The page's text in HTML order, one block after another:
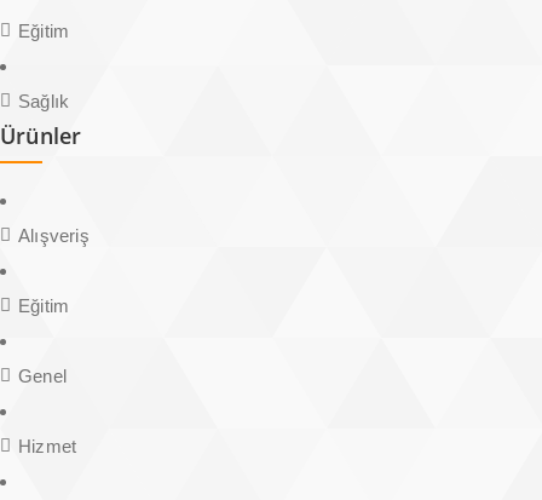
Eğitim
Sağlık
Ürünler
Alışveriş
Eğitim
Genel
Hizmet